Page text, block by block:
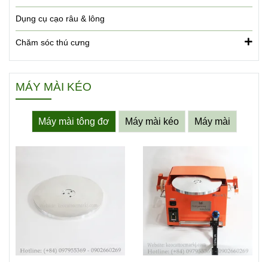
Dụng cụ cạo râu & lông
Chăm sóc thú cưng
MÁY MÀI KÉO
Máy mài tông đơ Máy mài kéo Máy mài